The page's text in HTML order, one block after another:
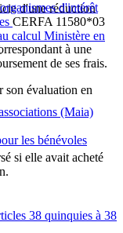
d'une réduction
à une
de ses frais.
son évaluation en
si elle avait acheté
d'intérêt
CERFA 11580*03
calcul Ministère en
(Maia)
les bénévoles
38 quinquies à 38